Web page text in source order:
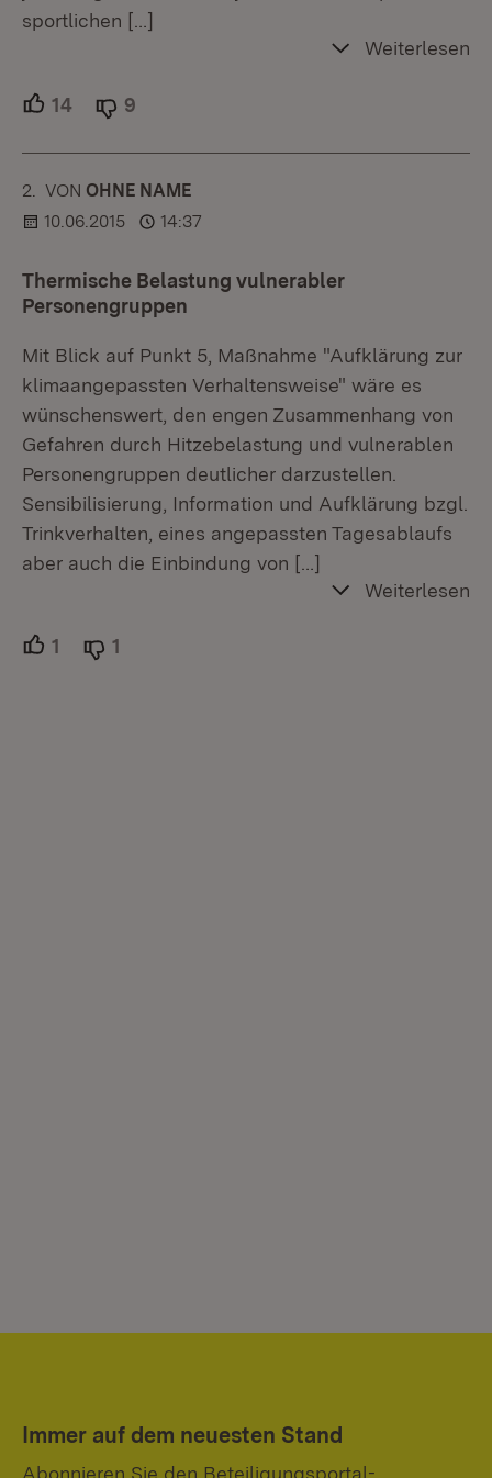
sportlichen […]
Weiterlesen
14 Unterstützer.
9
2. KOMMENTAR
VON :OHNE NAME
10.06.2015
14:37
Thermische Belastung vulnerabler
Personengruppen
Mit Blick auf Punkt 5, Maßnahme "Aufklärung zur
klimaangepassten Verhaltensweise" wäre es
wünschenswert, den engen Zusammenhang von
Gefahren durch Hitzebelastung und vulnerablen
Personengruppen deutlicher darzustellen.
Sensibilisierung, Information und Aufklärung bzgl.
Trinkverhalten, eines angepassten Tagesablaufs
aber auch die Einbindung von […]
Weiterlesen
1 Unterstützer.
1
Immer auf dem neuesten Stand
Abonnieren Sie den Beteiligungsportal-